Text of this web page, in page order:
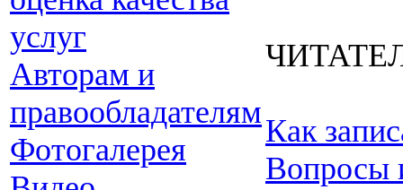
услуг
Авторам и
правообладателям
Фотогалерея
Как
Вопросы